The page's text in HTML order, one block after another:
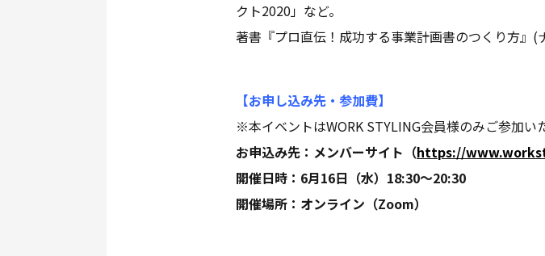
クト2020」など。
著書『プロ直伝！成功する事業計画書のつくり方』(
【お申し込み先・参加費】
※本イベントはWORK STYLING会員様のみご参加い
お申込み先：メンバーサイト（https://
開催日時：6月16日（水）18:30〜20:30
開催場所：オンライン（Zoom）